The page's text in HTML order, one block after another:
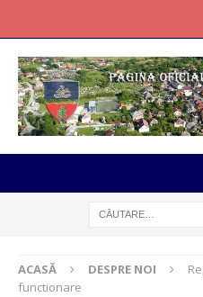
ACASĂ DESPRE NOI
functionare